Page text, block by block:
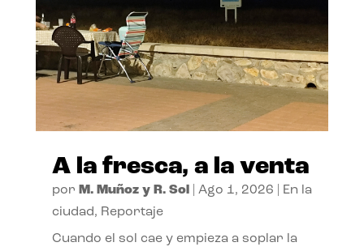
A la fresca, a la venta
por M. Muñoz y R. Sol| Ago 1, 2026
En la
ciudad, Reportaje
Cuando el sol cae y empieza a soplar la